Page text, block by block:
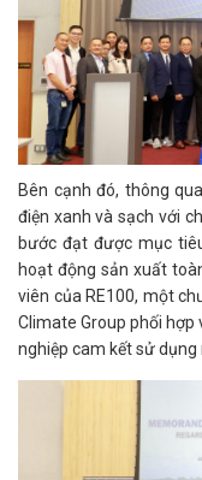
Bên cạnh đó, thông
điện xanh và sạch với
bước đạt được mục
hoạt động sản xuất
viên của RE100, một
Climate Group phối hợp
nghiệp cam kết sử dụng